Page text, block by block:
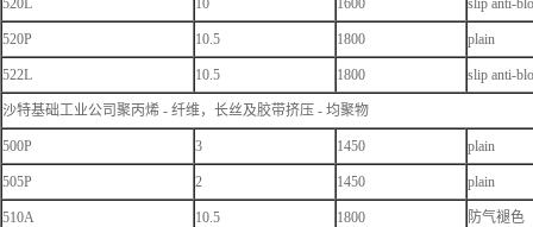
520L 10 1600 slip anti-
520P 10.5 1800 plain
522L 10.5 1800 slip anti-
沙特基础工业公司聚丙烯 - 纤维，长丝及胶带挤压 - 均聚物
500P 3 1450 plain
505P 2 1450 plain
510A 10.5 1800 防气褪色